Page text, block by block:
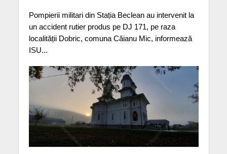
Pompierii militari din Stația Beclean au intervenit la
un accident rutier produs pe DJ 171, pe raza
localității Dobric, comuna Căianu Mic, informează
ISU...